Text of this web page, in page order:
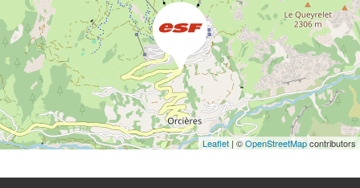
Leaflet | ©OpenStreetMapcontributors